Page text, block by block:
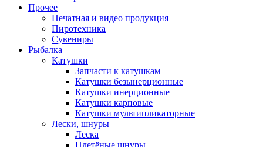
Прочее
Печатная и видео продукция
Пиротехника
Сувениры
Рыбалка
Катушки
Запчасти к катушкам
Катушки безынерционные
Катушки инерционные
Катушки карповые
Катушки мультипликаторные
Лески, шнуры
Леска
Плетёные шнуры